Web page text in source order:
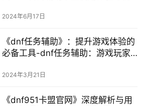
2024年6月17日
《dnf任务辅助》：提升游戏体验的
必备工具-dnf任务辅助：游戏玩家
2024年3月21日
《dnf951卡盟官网》深度解析与用